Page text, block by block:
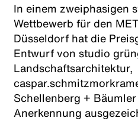
In einem zweiphasigen
Wettbewerb für den
Düsseldorf hat die
Entwurf von studio
Landschaftsarchitektur,
Schellenberg +
Anerkennung